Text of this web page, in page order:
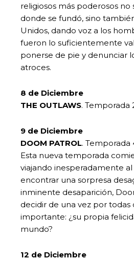
religiosos más poderosos no
donde se fundó, sino
Unidos, dando voz a los
fueron lo suficientemente
ponerse de pie y denunciar
atroces.
8 de Diciembre
THE OUTLAWS. Temporada
9 de Diciembre
DOOM PATROL. Temporada
Esta nueva temporada
viajando inesperadamente
encontrar una sorpresa
inminente desaparición,
decidir de una vez por todas
importante: ¿su propia
mundo?
12 de Diciembre